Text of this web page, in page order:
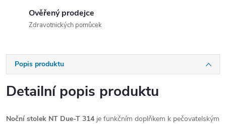
Ověřený prodejce
Zdravotnických pomůcek
Popis produktu
Detailní popis produktu
Noční stolek NT Due-T 314 je funkčním doplňkem k pečovatelským